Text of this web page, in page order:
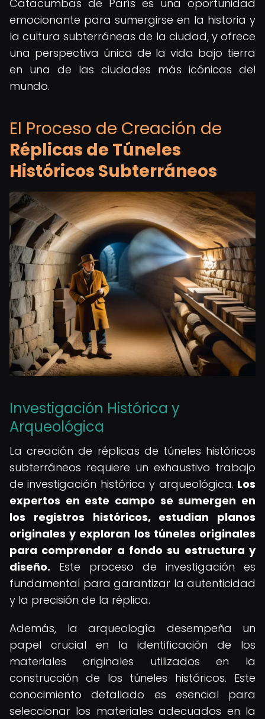
Catacumbas de París es una oportunidad
emocionante para sumergirse en la historia y
la cultura subterráneas de la ciudad, y ofrece
una perspectiva única de la vida bajo tierra
en una de las ciudades más icónicas del
mundo.
El Proceso de Creación de
Réplicas de Túneles
Históricos Subterráneos
Investigación Histórica y
Arqueológica
La creación de réplicas de túneles históricos
subterráneos requiere un exhaustivo trabajo
de investigación histórica y arqueológica. Los
expertos en este campo se sumergen en
los registros históricos, estudian planos
originales y exploran los túneles originales
para comprender a fondo su estructura y
diseño. Este proceso de investigación es
fundamental para garantizar la autenticidad
y la precisión de la réplica.
Además, la arqueología desempeña un
papel crucial en la identificación de los
materiales originales utilizados en la
construcción de los túneles históricos. Este
conocimiento detallado es esencial para
seleccionar los materiales adecuados en la